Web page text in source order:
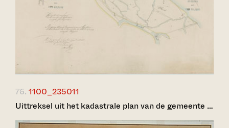
76. 1100_235011
Uittreksel uit het kadastrale plan van de gemeente …